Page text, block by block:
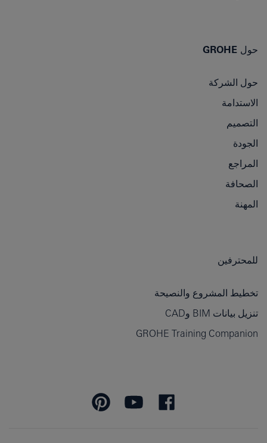
حول GROHE
حول الشركة
الاستدامة
التصميم
الجودة
المراجع
الصحافة
المهنة
للمحترفين
تخطيط المشروع والنصيحة
تنزيل بيانات BIM وCAD
GROHE Training Companion